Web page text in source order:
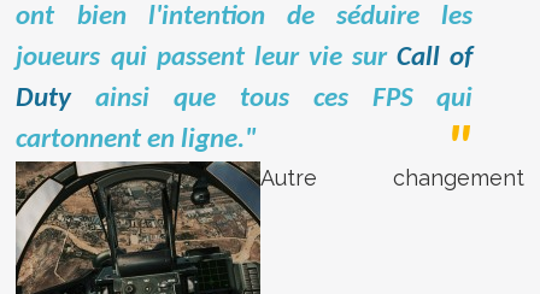
ont bien l'intention de séduire les
joueurs qui passent leur vie surCall of
Dutyainsi que tous ces FPS qui
cartonnent en ligne."
Autre changement